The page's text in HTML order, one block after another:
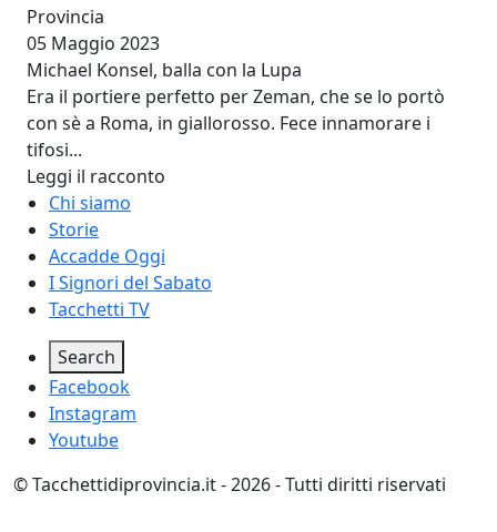
05 Maggio 2023
Michael Konsel, balla con la Lupa
Era il portiere perfetto per Zeman, che se lo portò
con sè a Roma, in giallorosso. Fece innamorare i
tifosi...
Leggi il racconto
Footer menu
Chi siamo
Storie
Accadde Oggi
I Signori del Sabato
Tacchetti TV
Social
Search
Facebook
Instagram
Youtube
© Tacchettidiprovincia.it - 2026 - Tutti diritti riservati